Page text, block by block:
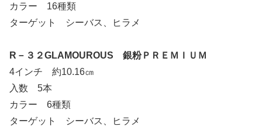
カラー 16種類
ターゲット シーバス、ヒラメ
R－３２GLAMOUROUS 銀粉ＰＲＥＭＩＵＭ
4インチ 約10.16㎝
入数 5本
カラー 6種類
ターゲット シーバス、ヒラメ